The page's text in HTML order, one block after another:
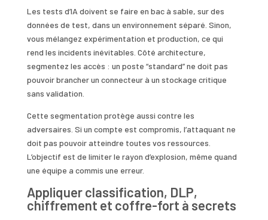
Les tests d’IA doivent se faire en bac à sable, sur des
données de test, dans un environnement séparé. Sinon,
vous mélangez expérimentation et production, ce qui
rend les incidents inévitables. Côté architecture,
segmentez les accès : un poste “standard” ne doit pas
pouvoir brancher un connecteur à un stockage critique
sans validation.
Cette segmentation protège aussi contre les
adversaires. Si un compte est compromis, l’attaquant ne
doit pas pouvoir atteindre toutes vos ressources.
L’objectif est de limiter le rayon d’explosion, même quand
une équipe a commis une erreur.
Appliquer classification, DLP,
chiffrement et coffre-fort à secrets